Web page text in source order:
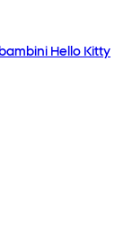
Hello Kitty